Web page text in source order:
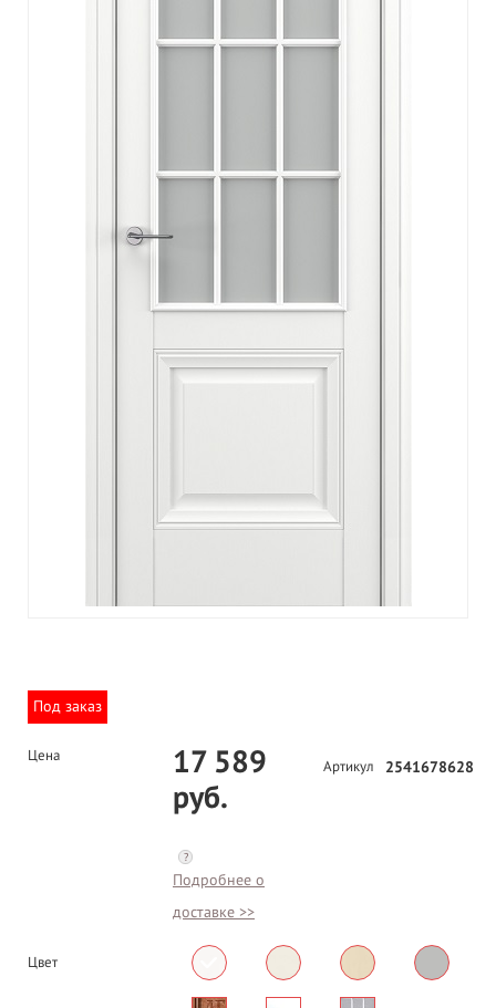
Под заказ
Цена
17 589
руб.
?
Подробнее о
доставке >>
Артикул 2541678628
Цвет